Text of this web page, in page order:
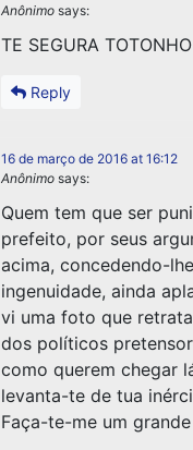
Anônimo says:
TE SEGURA
Reply
16 de março de 2016 at 16:12
Anônimo says:
Quem tem que ser
prefeito, por seus
acima, concedendo-
ingenuidade, ainda
vi uma foto que
dos políticos
como querem chegar
levanta-te de tua
Faça-te-me um